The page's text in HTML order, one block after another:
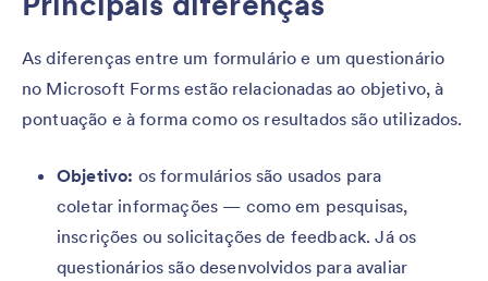
As diferenças entre um formulário e um questionário
no Microsoft Forms estão relacionadas ao objetivo, à
pontuação e à forma como os resultados são utilizados.
Objetivo: os formulários são usados para
coletar informações — como em pesquisas,
inscrições ou solicitações de feedback. Já os
questionários são desenvolvidos para avaliar